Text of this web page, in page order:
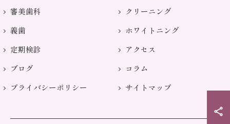
審美歯科
クリーニング
義歯
ホワイトニング
定期検診
アクセス
ブログ
コラム
プライバシーポリシー
サイトマップ